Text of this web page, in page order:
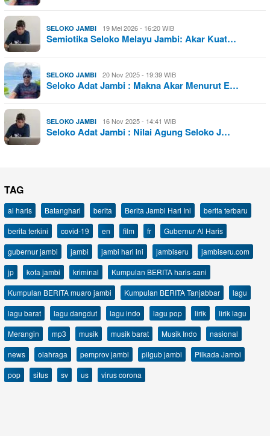
SELOKO JAMBI 19 Mei 2026 - 16:20 WIB
Semiotika Seloko Melayu Jambi: Akar Kuat…
SELOKO JAMBI 20 Nov 2025 - 19:39 WIB
Seloko Adat Jambi : Makna Akar Menurut E…
SELOKO JAMBI 16 Nov 2025 - 14:41 WIB
Seloko Adat Jambi : Nilai Agung Seloko J…
TAG
al haris Batanghari berita Berita Jambi Hari Ini
berita terbaru
berita terkini
covid-19 en film fr
Gubernur Al Haris
gubernur jambi
jambi jambi hari ini jambiseru
jambiseru.com
jp
kota jambi kriminal
Kumpulan BERITA haris-sani
Kumpulan BERITA muaro jambi
Kumpulan BERITA Tanjabbar
lagu
lagu barat
lagu dangdut lagu indo lagu pop lirik
lirik lagu
Merangin
mp3 musik musik barat Musik Indo
nasional
news
olahraga pemprov jambi pilgub jambi
Pilkada Jambi
pop
situs sv us virus corona